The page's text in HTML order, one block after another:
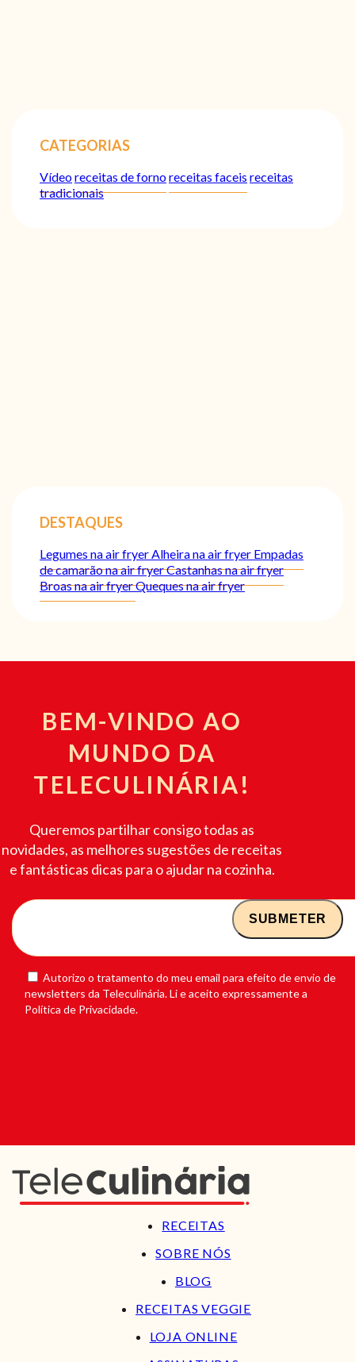
CATEGORIAS
Vídeoreceitas de fornoreceitas faceis receitas
tradicionais
DESTAQUES
Legumes na air fryerAlheira na air fryer Empadas
de camarão na air fryerCastanhas na air fryer
Broas na air fryerQueques na air fryer
BEM-VINDO AO
MUNDO DA
TELECULINÁRIA!
Queremos partilhar consigo todas as
novidades, as melhores sugestões de receitas
e fantásticas dicas para o ajudar na cozinha.
Autorizo o tratamento do meu email para efeito de envio de
newsletters da Teleculinária. Li e aceito expressamente a
Política de Privacidade.
RECEITAS
SOBRE NÓS
BLOG
RECEITAS VEGGIE
LOJA ONLINE